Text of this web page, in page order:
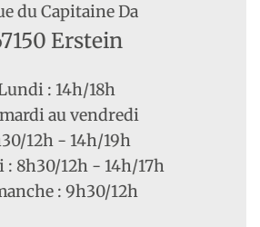
du Capitaine Da
Erstein
: 14h/18h
au vendredi
12h - 14h/19h
: 8h30/12h - 14h/17h
: 9h30/12h